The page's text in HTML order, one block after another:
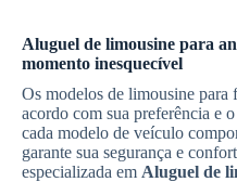
Aluguel de limousine para
momento inesquecível
Os modelos de limousine para
acordo com sua preferência e
cada modelo de veículo
garante sua segurança e
especializada em Aluguel de